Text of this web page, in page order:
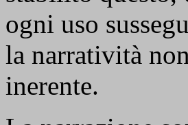
ogni uso
la narratività
inerente.